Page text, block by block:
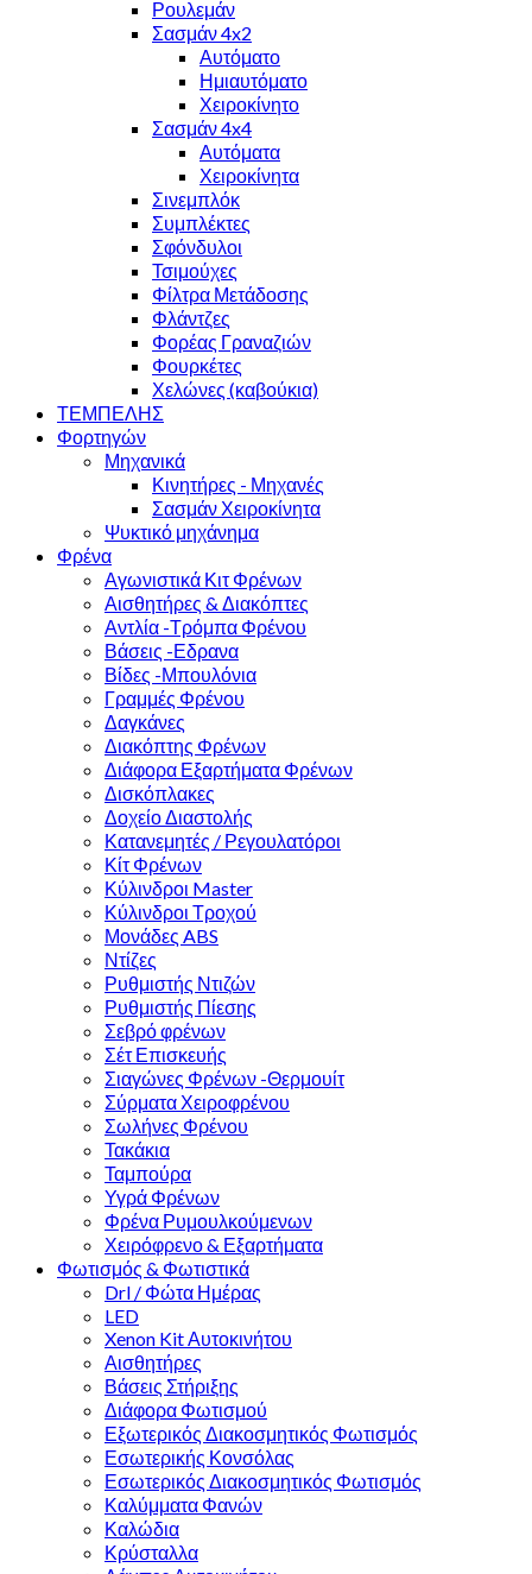
Ρουλεμάν
Σασμάν 4x2
Αυτόματο
Ημιαυτόματο
Χειροκίνητο
Σασμάν 4x4
Αυτόματα
Χειροκίνητα
Σινεμπλόκ
Συμπλέκτες
Σφόνδυλοι
Τσιμούχες
Φίλτρα Μετάδοσης
Φλάντζες
Φορέας Γραναζιών
Φουρκέτες
Χελώνες (καβούκια)
ΤΕΜΠΕΛΗΣ
Φορτηγών
Μηχανικά
Κινητήρες - Μηχανές
Σασμάν Χειροκίνητα
Ψυκτικό μηχάνημα
Φρένα
Αγωνιστικά Κιτ Φρένων
Αισθητήρες & Διακόπτες
Αντλία -Τρόμπα Φρένου
Βάσεις -Εδρανα
Βίδες -Μπουλόνια
Γραμμές Φρένου
Δαγκάνες
Διακόπτης Φρένων
Διάφορα Εξαρτήματα Φρένων
Δισκόπλακες
Δοχείο Διαστολής
Κατανεμητές / Ρεγουλατόροι
Κίτ Φρένων
Κύλινδροι Master
Κύλινδροι Τροχού
Μονάδες ABS
Ντίζες
Ρυθμιστής Ντιζών
Ρυθμιστής Πίεσης
Σεβρό φρένων
Σέτ Επισκευής
Σιαγώνες Φρένων -Θερμουίτ
Σύρματα Χειροφρένου
Σωλήνες Φρένου
Τακάκια
Ταμπούρα
Υγρά Φρένων
Φρένα Ρυμουλκούμενων
Χειρόφρενο & Εξαρτήματα
Φωτισμός & Φωτιστικά
Drl / Φώτα Ημέρας
LED
Xenon Kit Αυτοκινήτου
Αισθητήρες
Βάσεις Στήριξης
Διάφορα Φωτισμού
Εξωτερικός Διακοσμητικός Φωτισμός
Εσωτερικής Κονσόλας
Εσωτερικός Διακοσμητικός Φωτισμός
Καλύμματα Φανών
Καλώδια
Κρύσταλλα